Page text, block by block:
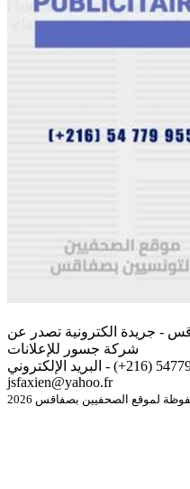
- جريدة الكترونية تصدر عن
شركة جسور للإعلانات
للإتصال أو نشر الردود الهاتف 54779966 (216+) - البريد الإلكتروني
jsfaxien@yahoo.fr
لموقع الصحفيين بصفاقس 2026